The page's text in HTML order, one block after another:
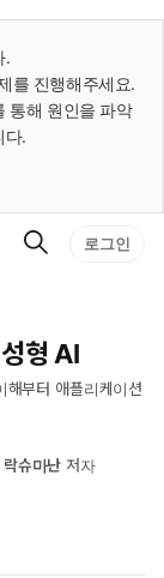
.
를 진행해주세요.
통해 원인을 파악
다.
검
로그인
형 AI
해부터 애플리케이션
슈마난 저자